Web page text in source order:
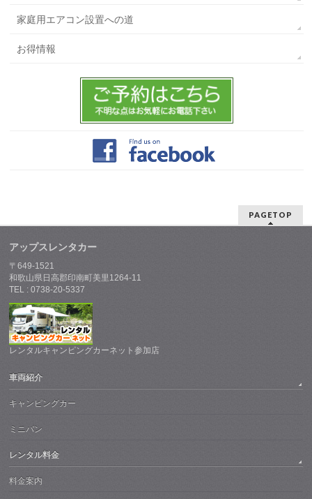
家庭用エアコン設置への道
お得情報
PAGETOP
アップスレンタカー
〒649-1521
和歌山県日高郡印南町美里1264-11
TEL : 0738-20-5337
レンタルキャンピングカーネット参加店
車両紹介
キャンピングカー
ミニバン
レンタル料金
料金案内